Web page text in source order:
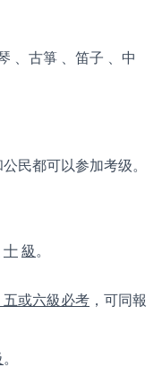
、古箏 、笛子 、中
民都可以参加考级。
十 級 。
五或六級必考 ，可同報
。